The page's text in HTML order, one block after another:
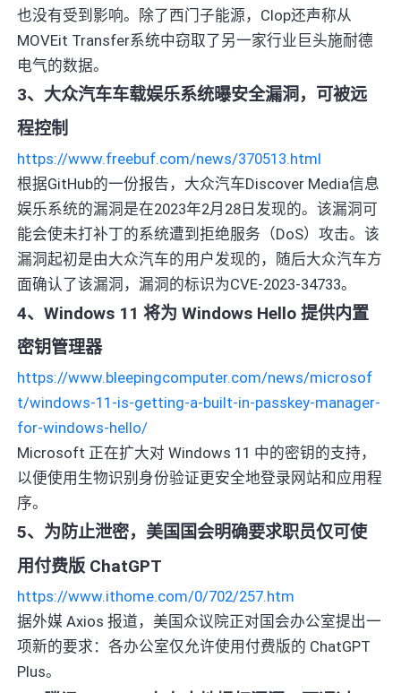
也没有受到影响。除了西门子能源，Clop还声称从
MOVEit Transfer系统中窃取了另一家行业巨头施耐德
电气的数据。
3、大众汽车车载娱乐系统曝安全漏洞，可被远
程控制
https://www.freebuf.com/news/370513.html
根据GitHub的一份报告，大众汽车Discover Media信息
娱乐系统的漏洞是在2023年2月28日发现的。该漏洞可
能会使未打补丁的系统遭到拒绝服务（DoS）攻击。该
漏洞起初是由大众汽车的用户发现的，随后大众汽车方
面确认了该漏洞，漏洞的标识为CVE-2023-34733。
4、Windows 11 将为 Windows Hello 提供内置
密钥管理器
https://www.bleepingcomputer.com/news/microsof
t/windows-11-is-getting-a-built-in-passkey-manager-
for-windows-hello/
Microsoft 正在扩大对 Windows 11 中的密钥的支持，
以便使用生物识别身份验证更安全地登录网站和应用程
序。
5、为防止泄密，美国国会明确要求职员仅可使
用付费版 ChatGPT
https://www.ithome.com/0/702/257.htm
据外媒 Axios 报道，美国众议院正对国会办公室提出一
项新的要求：各办公室仅允许使用付费版的 ChatGPT
Plus。